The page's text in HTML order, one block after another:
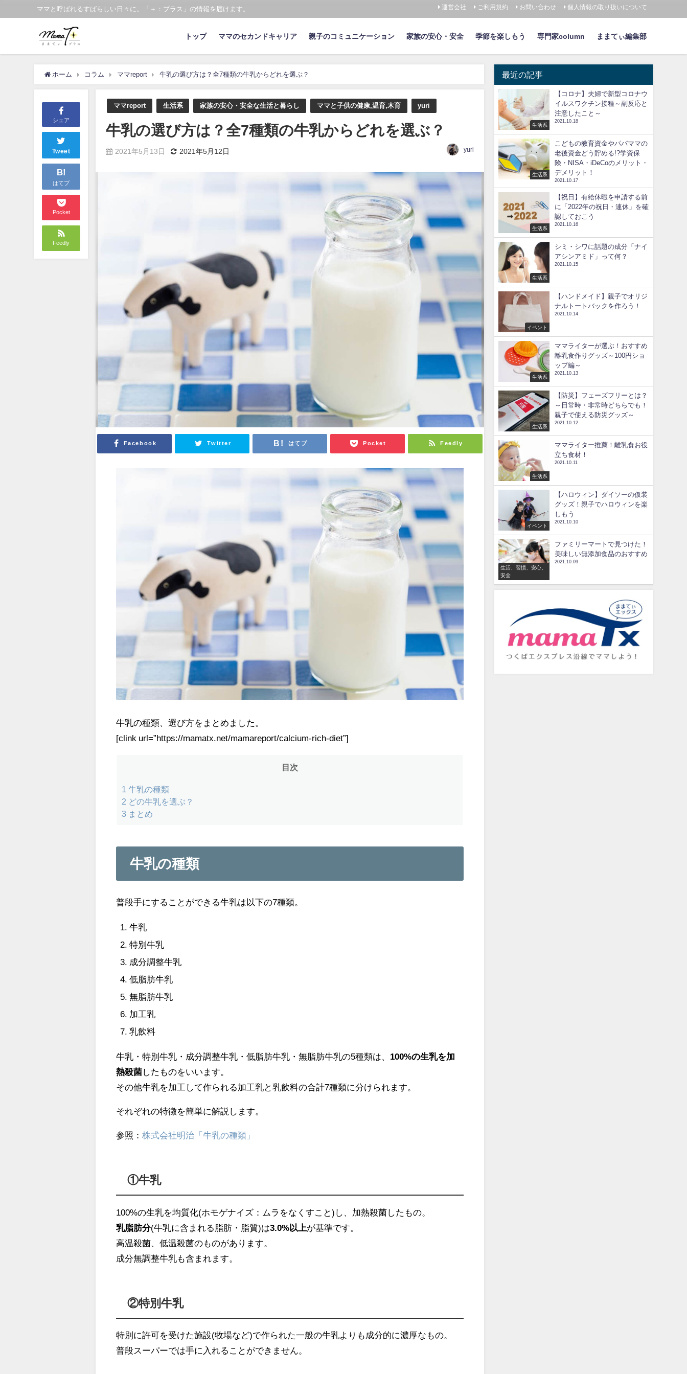
ママと呼ばれるすばらしい日々に。「＋：プラス」の情報を届けます。 運営会社 ご利用規約 お問い合わせ 個人情報の取り扱いについて
トップ ママのセカンドキャリア 親子のコミュニケーション 家族の安心・安全 季節を楽しもう 専門家column ままてぃ編集部
ホーム コラム ママreport 牛乳の選び方は？全7種類の牛乳からどれを選ぶ？
シェア
Tweet
B!
はてブ
Pocket
Feedly
ママreport 生活系 家族の安心・安全な生活と暮らし ママと子供の健康,温育,木育 yuri
牛乳の選び方は？全7種類の牛乳からどれを選ぶ？
2021年5月13日 2021年5月12日 yuri
Facebook Twitter はてブ Pocket Feedly
牛乳の種類、選び方をまとめました。
[clink url=”https://mamatx.net/mamareport/calcium-rich-diet”]
目次
1 牛乳の種類
2 どの牛乳を選ぶ？
3 まとめ
牛乳の種類
普段手にすることができる牛乳は以下の7種類。
牛乳
特別牛乳
成分調整牛乳
低脂肪牛乳
無脂肪牛乳
加工乳
乳飲料
牛乳・特別牛乳・成分調整牛乳・低脂肪牛乳・無脂肪牛乳の5種類は、 100%の生乳を加
熱殺菌したものをいいます。
その他牛乳を加工して作られる加工乳と乳飲料の合計7種類に分けられます。
それぞれの特徴を簡単に解説します。
参照：株式会社明治「牛乳の種類」
①牛乳
100%の生乳を均質化(ホモゲナイズ：ムラをなくすこと)し、加熱殺菌したもの。
乳脂肪分(牛乳に含まれる脂肪・脂質)は3.0%以上が基準です。
高温殺菌、低温殺菌のものがあります。
成分無調整牛乳も含まれます。
②特別牛乳
特別に許可を受けた施設(牧場など)で作られた一般の牛乳よりも成分的に濃厚なもの。
普段スーパーでは手に入れることができません。
最近の記事
生活系
【コロナ】夫婦で新型コロナウ
イルスワクチン接種～副反応と
注意したこと～
2021.10.18
生活系
こどもの教育資金やパパママの
老後資金どう貯める!?学資保
険・NISA・iDeCoのメリット・
デメリット！
2021.10.17
生活系
【祝日】有給休暇を申請する前
に「2022年の祝日・連休」を確
認しておこう
2021.10.16
生活系
シミ・シワに話題の成分「ナイ
アシンアミド」って何？
2021.10.15
イベント
【ハンドメイド】親子でオリジ
ナルトートバックを作ろう！
2021.10.14
生活系
ママライターが選ぶ！おすすめ
離乳食作りグッズ～100円ショ
ップ編～
2021.10.13
生活系
【防災】フェーズフリーとは？
～日常時・非常時どちらでも！
親子で使える防災グッズ～
2021.10.12
生活系
ママライター推薦！離乳食お役
立ち食材！
2021.10.11
イベント
【ハロウィン】ダイソーの仮装
グッズ！親子でハロウィンを楽
しもう
2021.10.10
生活、習慣、安心、
安全
ファミリーマートで見つけた！
美味しい無添加食品のおすすめ
2021.10.09